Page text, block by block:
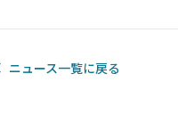
ニュース一覧に戻る